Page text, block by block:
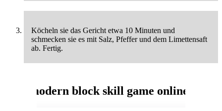
Köcheln sie das Gericht etwa 10 Minuten und
schmecken sie es mit Salz, Pfeffer und dem Limettensaft
ab. Fertig.